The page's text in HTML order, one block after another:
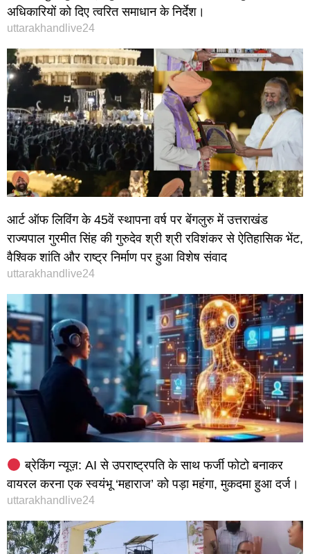
अधिकारियों को दिए त्वरित समाधान के निर्देश।
uttarakhandlive24
आर्ट ऑफ लिविंग के 45वें स्थापना वर्ष पर बेंगलुरु में उत्तराखंड
राज्यपाल गुरमीत सिंह की गुरुदेव श्री श्री रविशंकर से ऐतिहासिक भेंट,
वैश्विक शांति और राष्ट्र निर्माण पर हुआ विशेष संवाद
uttarakhandlive24
ब्रेकिंग न्यूज़: AI से उपराष्ट्रपति के साथ फर्जी फोटो बनाकर
वायरल करना एक स्वयंभू ‘महाराज’ को पड़ा महंगा, मुकदमा हुआ दर्ज।
uttarakhandlive24